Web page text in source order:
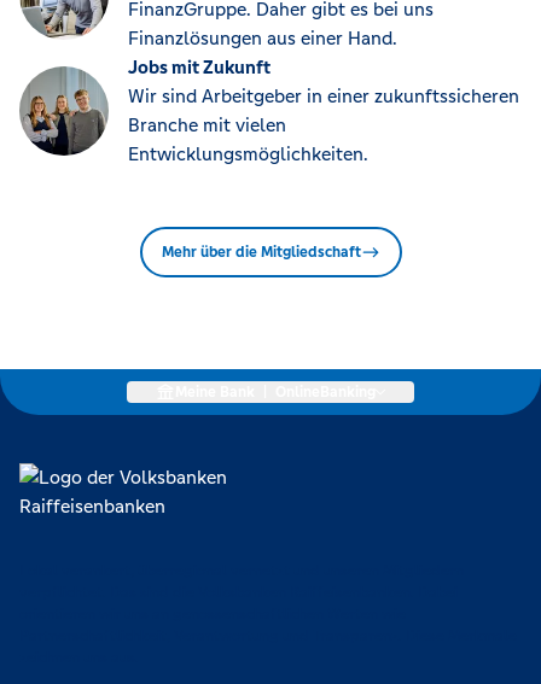
FinanzGruppe. Daher gibt es bei uns
Finanzlösungen aus einer Hand.
Jobs mit Zukunft
Wir sind Arbeitgeber in einer zukunftssicheren
Branche mit vielen
Entwicklungsmöglichkeiten.
Mehr über die Mitgliedschaft